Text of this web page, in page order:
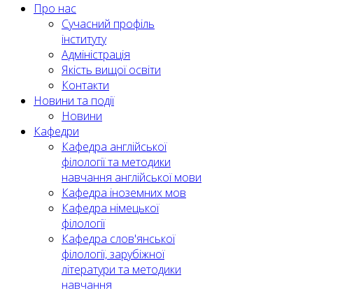
Про нас
Сучасний профіль
інституту
Адміністрація
Якість вищої освіти
Контакти
Новини та події
Новини
Кафедри
Кафедра англійської
філології та методики
навчання англійської мови
Кафедра іноземних мов
Кафедра німецької
філології
Кафедра слов'янської
філології, зарубіжної
літератури та методики
навчання